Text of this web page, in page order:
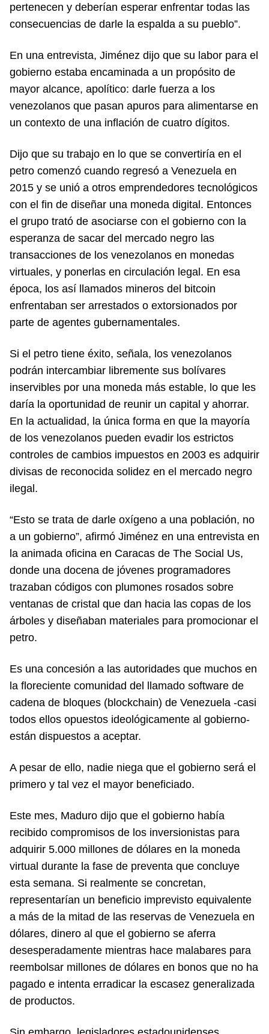
pertenecen y deberían esperar enfrentar todas las
consecuencias de darle la espalda a su pueblo”.
En una entrevista, Jiménez dijo que su labor para el
gobierno estaba encaminada a un propósito de
mayor alcance, apolítico: darle fuerza a los
venezolanos que pasan apuros para alimentarse en
un contexto de una inflación de cuatro dígitos.
Dijo que su trabajo en lo que se convertiría en el
petro comenzó cuando regresó a Venezuela en
2015 y se unió a otros emprendedores tecnológicos
con el fin de diseñar una moneda digital. Entonces
el grupo trató de asociarse con el gobierno con la
esperanza de sacar del mercado negro las
transacciones de los venezolanos en monedas
virtuales, y ponerlas en circulación legal. En esa
época, los así llamados mineros del bitcoin
enfrentaban ser arrestados o extorsionados por
parte de agentes gubernamentales.
Si el petro tiene éxito, señala, los venezolanos
podrán intercambiar libremente sus bolívares
inservibles por una moneda más estable, lo que les
daría la oportunidad de reunir un capital y ahorrar.
En la actualidad, la única forma en que la mayoría
de los venezolanos pueden evadir los estrictos
controles de cambios impuestos en 2003 es adquirir
divisas de reconocida solidez en el mercado negro
ilegal.
“Esto se trata de darle oxígeno a una población, no
a un gobierno”, afirmó Jiménez en una entrevista en
la animada oficina en Caracas de The Social Us,
donde una docena de jóvenes programadores
trazaban códigos con plumones rosados sobre
ventanas de cristal que dan hacia las copas de los
árboles y diseñaban materiales para promocionar el
petro.
Es una concesión a las autoridades que muchos en
la floreciente comunidad del llamado software de
cadena de bloques (blockchain) de Venezuela -casi
todos ellos opuestos ideológicamente al gobierno-
están dispuestos a aceptar.
A pesar de ello, nadie niega que el gobierno será el
primero y tal vez el mayor beneficiado.
Este mes, Maduro dijo que el gobierno había
recibido compromisos de los inversionistas para
adquirir 5.000 millones de dólares en la moneda
virtual durante la fase de preventa que concluye
esta semana. Si realmente se concretan,
representarían un beneficio imprevisto equivalente
a más de la mitad de las reservas de Venezuela en
dólares, dinero al que el gobierno se aferra
desesperadamente mientras hace malabares para
reembolsar millones de dólares en bonos que no ha
pagado e intenta erradicar la escasez generalizada
de productos.